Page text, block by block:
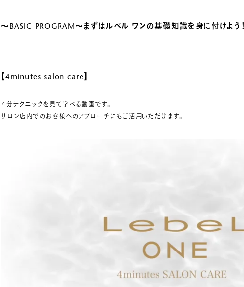
～BASIC PROGRAM～まずはルベル ワンの基礎知識を身に付けよう！
【4minutes salon care】
４分テクニックを見て学べる動画です。
サロン店内でのお客様へのアプローチにもご活用いただけます。